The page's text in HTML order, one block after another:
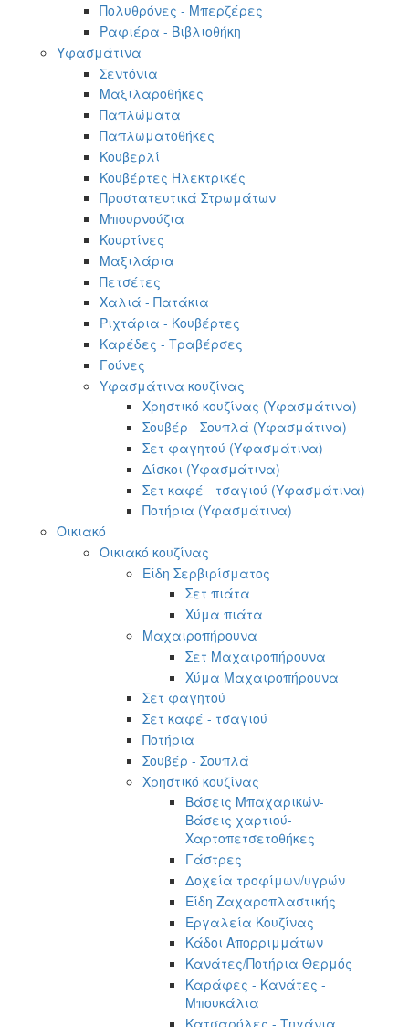
Πολυθρόνες - Μπερζέρες
Ραφιέρα - Βιβλιοθήκη
Υφασμάτινα
Σεντόνια
Μαξιλαροθήκες
Παπλώματα
Παπλωματοθήκες
Κουβερλί
Κουβέρτες Ηλεκτρικές
Προστατευτικά Στρωμάτων
Μπουρνούζια
Κουρτίνες
Μαξιλάρια
Πετσέτες
Χαλιά - Πατάκια
Ριχτάρια - Κουβέρτες
Καρέδες - Τραβέρσες
Γούνες
Υφασμάτινα κουζίνας
Χρηστικό κουζίνας (Υφασμάτινα)
Σουβέρ - Σουπλά (Υφασμάτινα)
Σετ φαγητού (Υφασμάτινα)
Δίσκοι (Υφασμάτινα)
Σετ καφέ - τσαγιού (Υφασμάτινα)
Ποτήρια (Υφασμάτινα)
Οικιακό
Οικιακό κουζίνας
Είδη Σερβιρίσματος
Σετ πιάτα
Χύμα πιάτα
Μαχαιροπήρουνα
Σετ Μαχαιροπήρουνα
Χύμα Μαχαιροπήρουνα
Σετ φαγητού
Σετ καφέ - τσαγιού
Ποτήρια
Σουβέρ - Σουπλά
Χρηστικό κουζίνας
Βάσεις Μπαχαρικών-
Βάσεις χαρτιού-
Χαρτοπετσετοθήκες
Γάστρες
Δοχεία τροφίμων/υγρών
Είδη Ζαχαροπλαστικής
Εργαλεία Κουζίνας
Κάδοι Απορριμμάτων
Κανάτες/Ποτήρια Θερμός
Καράφες - Κανάτες -
Μπουκάλια
Κατσαρόλες - Τηγάνια